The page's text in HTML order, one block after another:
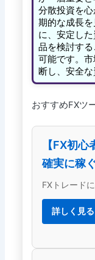
分散投資を
期的な成長
に、安定し
品を検討す
可能です。
断し、安全な
おすすめFXツ
【FX初
確実に稼
FXトレード
詳しく見る